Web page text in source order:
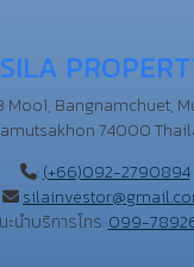
SILA
Moo1, Bangnamchuet,
74000
:(+66)092-2790894
ะนำบริการโทร:099-